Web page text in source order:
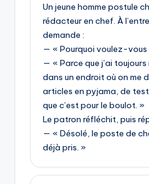
Un jeune homme postule
rédacteur en chef. À
demande :
— « Pourquoi voulez-vous
— « Parce que j’ai
dans un endroit où on me
articles en pyjama, de
que c’est pour le boulot. »
Le patron réfléchit, puis
— « Désolé, le poste de
déjà pris. »